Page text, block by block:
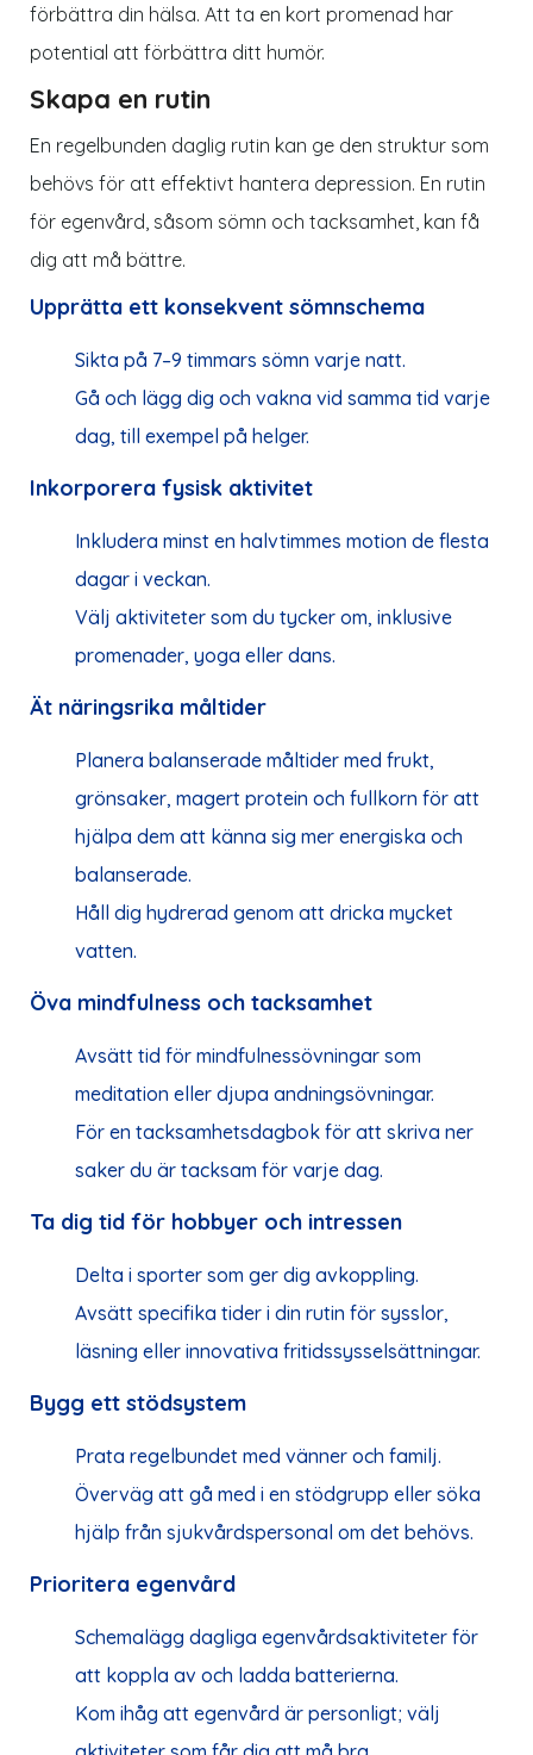
förbättra din hälsa. Att ta en kort promenad har
potential att förbättra ditt humör.
Skapa en rutin
En regelbunden daglig rutin kan ge den struktur som
behövs för att effektivt hantera depression. En rutin
för egenvård, såsom sömn och tacksamhet, kan få
dig att må bättre.
Upprätta ett konsekvent sömnschema
Sikta på 7–9 timmars sömn varje natt.
Gå och lägg dig och vakna vid samma tid varje
dag, till exempel på helger.
Inkorporera fysisk aktivitet
Inkludera minst en halvtimmes motion de flesta
dagar i veckan.
Välj aktiviteter som du tycker om, inklusive
promenader, yoga eller dans.
Ät näringsrika måltider
Planera balanserade måltider med frukt,
grönsaker, magert protein och fullkorn för att
hjälpa dem att känna sig mer energiska och
balanserade.
Håll dig hydrerad genom att dricka mycket
vatten.
Öva mindfulness och tacksamhet
Avsätt tid för mindfulnessövningar som
meditation eller djupa andningsövningar.
För en tacksamhetsdagbok för att skriva ner
saker du är tacksam för varje dag.
Ta dig tid för hobbyer och intressen
Delta i sporter som ger dig avkoppling.
Avsätt specifika tider i din rutin för sysslor,
läsning eller innovativa fritidssysselsättningar.
Bygg ett stödsystem
Prata regelbundet med vänner och familj.
Överväg att gå med i en stödgrupp eller söka
hjälp från sjukvårdspersonal om det behövs.
Prioritera egenvård
Schemalägg dagliga egenvårdsaktiviteter för
att koppla av och ladda batterierna.
Kom ihåg att egenvård är personligt; välj